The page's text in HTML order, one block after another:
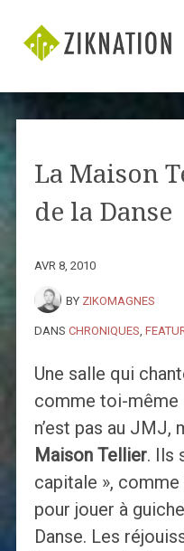
La Maison
de la Danse
AVR 8, 2010
BY ZIKOMAGNES
DANS CHRONIQUES
Une salle qui
comme toi-même
n’est pas au JMJ,
Maison Tellier. Ils
capitale »,
pour jouer à
Danse. Les